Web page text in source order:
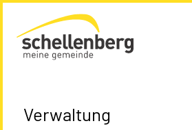
Gemeinde Schellenberg Startseite
Verwaltung